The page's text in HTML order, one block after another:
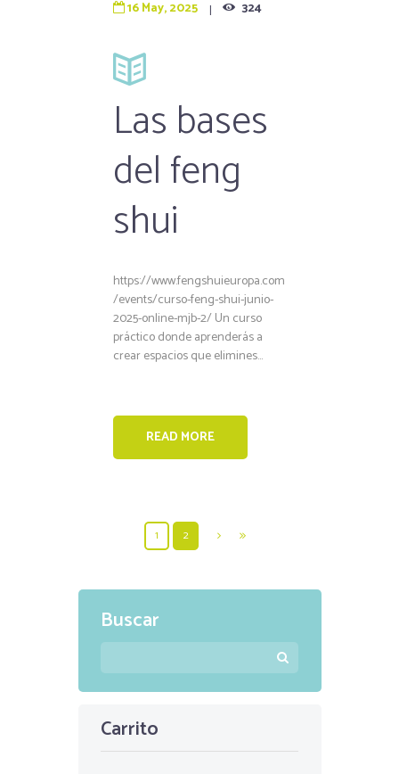
16 May, 2025 324
Las bases
del feng
shui
https://www.fengshuieuropa.com
/events/curso-feng-shui-junio-
2025-online-mjb-2/ Un curso
práctico donde aprenderás a
crear espacios que elimines...
READ MORE
1 2
Buscar
Carrito